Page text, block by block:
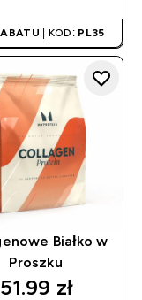
| KOD: PL35
Białko w
Proszku
zł‎